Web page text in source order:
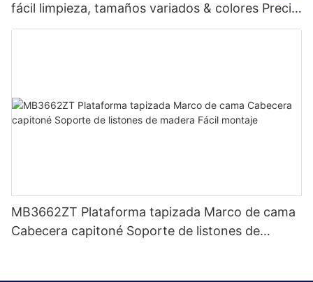
fácil limpieza, tamaños variados & colores Precio
de fábrica - Muebles JLH
MB3662ZT Plataforma tapizada Marco de cama
Cabecera capitoné Soporte de listones de